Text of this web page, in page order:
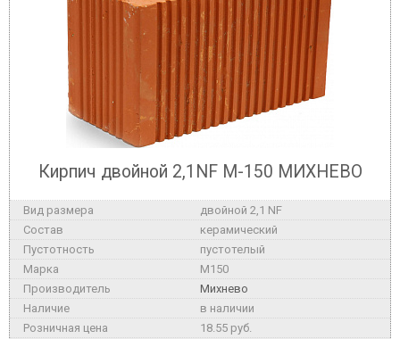
Кирпич двойной 2,1NF М-150 МИХНЕВО
двойной 2,1 NF
керамический
пустотелый
M150
Михнево
в наличии
18.55 руб.